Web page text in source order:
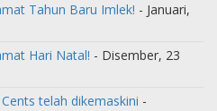
Tahun Baru Imlek! - Januari,
Hari Natal! - Disember, 23
telah dikemaskini -